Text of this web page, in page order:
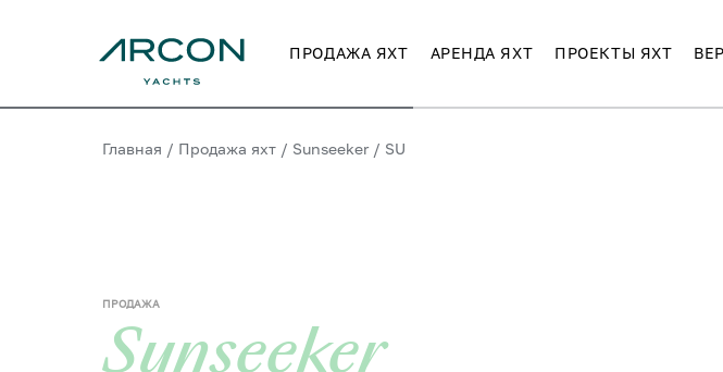
ПРОДАЖА ЯХТ АРЕНДА ЯХТ ПРОЕКТЫ ЯХТ
Главная / Продажа яхт / Sunseeker / SU
ПРОДАЖА
Sunseeker